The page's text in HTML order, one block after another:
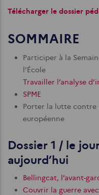
Télécharger le dossier
SOMMAIRE
Participer à la
l’École
Travailler l’analyse
SPME
Porter la lutte contre
européenne
Dossier 1 / le
aujourd’hui
Bellingcat, l’avant-
Couvrir la guerre avec